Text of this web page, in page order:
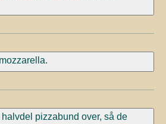
pizzabund over, så de